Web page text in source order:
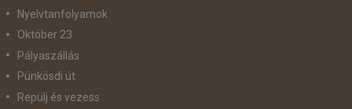
Nyelvtanfolyamok
Október 23
Pályaszállás
Pünkösdi út
Repülj és vezess